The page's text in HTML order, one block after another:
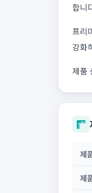
합니
프리
강화
제품
제
제